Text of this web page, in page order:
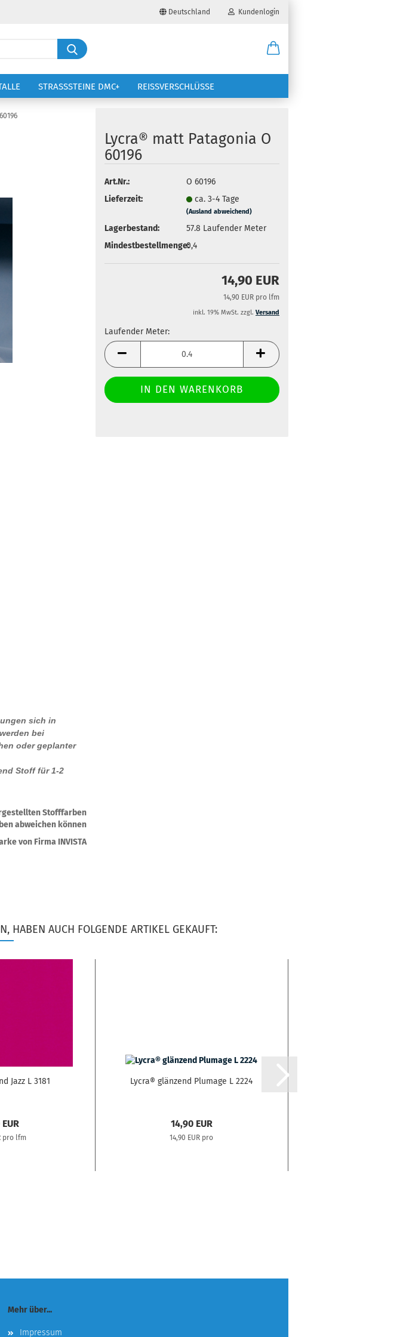
Deutschland
Lieferland
Kundenlogin
Konto erstellen
Passwort vergessen?
Suche...
STRASSSTEINE DMC+ REISSVERSCHLÜSSE
Lycra® matt Patagonia O
60196
Art.Nr.:
O 60196
Lieferzeit:
ca. 3-4 Tage
(Ausland abweichend)
Lagerbestand: 57.8 Laufender Meter
Mindestbestellmenge:0,4
14,90 EUR
14,90 EUR pro lfm
inkl. 19% MwSt. zzgl. Versand
Laufender Meter:
Laufender
Meter
sich in
bei
oder geplanter
Stoff für 1-2
Stofffarben
abweichen können
von Firma INVISTA
HABEN AUCH FOLGENDE ARTIKEL GEKAUFT:
Jazz L 3181
pro lfm
Lycra® glänzend Plumage L 2224
14,90 EUR
14,90 EUR pro
Mehr über...
Impressum